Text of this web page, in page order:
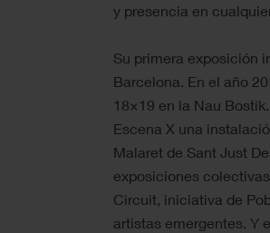
y presencia en
Su primera exposición
Barcelona. En el año
18×19 en la Nau
Escena X una
Malaret de Sant Just
exposiciones
Circuit, iniciativa de
artistas emergentes. Y